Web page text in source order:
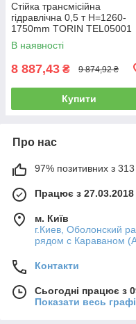
Стійка трансмісійна
гідравлічна 0,5 т Н=1260-
1750mm TORIN TEL05001
В наявності
8 887,43 ₴ 9 874,92 ₴
Купити
Про нас
97% позитивних з 313
Працює з 27.03.2018
м. Київ
г.Киев, Оболонский
рядом с Караваном
Контакти
Сьогодні працює з
Показати весь